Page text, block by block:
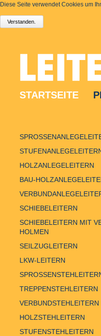
Diese Seite verwendet Cookies um
STARTSEITE
HOLZANLEGELEITERN
BAU-
SCHIEBELEITERN
SCHIEBELEITERN MIT
HOLMEN
SEILZUGLEITERN
LKW-LEITERN
TREPPENSTEHLEITERN
VERBUNDSTEHLEITERN
HOLZSTEHLEITERN
STUFENSTEHLEITERN